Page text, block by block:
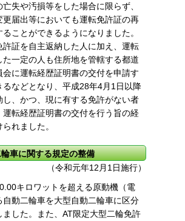
失や汚損等をした場合に限らず、
更届出等においても運転免許証の再
ことができるようになりました。
許証を自主返納した人に加え、運転
た一定の人も住所地を管轄する都道
会に運転経歴証明書の交付を申請す
るなどとなり、平成28年4月1日以降
し、かつ、現に有する免許がない者
運転経歴証明書の交付を行う旨の経
れました。
車に関する規定の整備
（令和元年12月1日施行）
キロワットを超える原動機（電
自動二輪車を大型自動二輪車に区分
ました。また、AT限定大型二輪免許